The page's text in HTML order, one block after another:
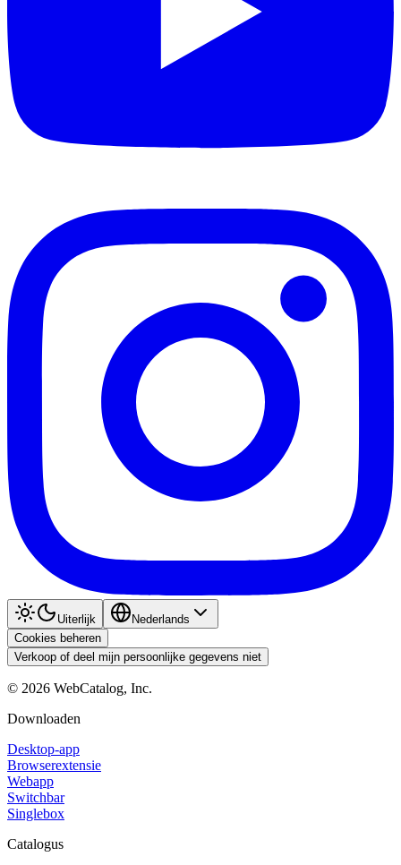
Uiterlijk
Nederlands
Cookies beheren
Verkoop of deel mijn persoonlijke gegevens niet
© 2026 WebCatalog, Inc.
Downloaden
Desktop-app
Browserextensie
Webapp
Switchbar
Singlebox
Catalogus